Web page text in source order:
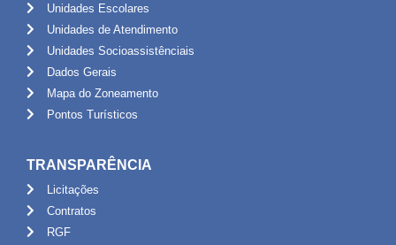
Unidades Escolares
Unidades de Atendimento
Unidades Socioassistênciais
Dados Gerais
Mapa do Zoneamento
Pontos Turísticos
TRANSPARÊNCIA
Licitações
Contratos
RGF